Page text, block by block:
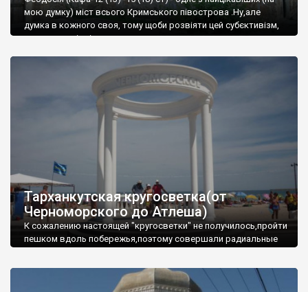
мою думку) міст всього Кримського півострова .Ну,але
думка в кожного своя, тому щоби розвіяти цей субєктивізм,
запрошую відвідати це
Тарханкутская кругосветка(от
Черноморского до Атлеша)
К сожалению настоящей "кругосветки" не получилось,пройти
пешком вдоль побережья,поэтому совершали радиальные